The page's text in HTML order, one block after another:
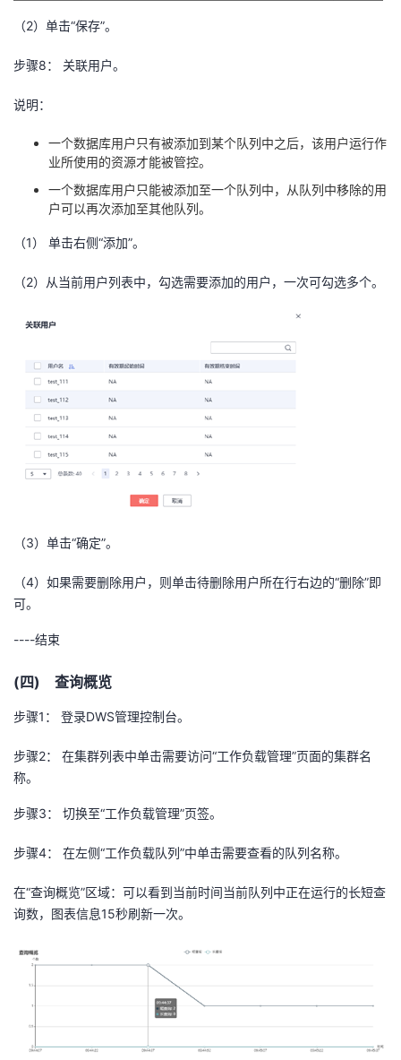
（2）单击“保存”。
步骤8： 关联用户。
说明：
一个数据库用户只有被添加到某个队列中之后，该用户运行作
业所使用的资源才能被管控。
一个数据库用户只能被添加至一个队列中，从队列中移除的用
户可以再次添加至其他队列。
（1） 单击右侧“添加”。
（2）从当前用户列表中，勾选需要添加的用户，一次可勾选多个。
（3）单击“确定”。
（4）如果需要删除用户，则单击待删除用户所在行右边的“删除”即
可。
----结束
(四) 查询概览
步骤1 ： 登录DWS管理控制台。
步骤2： 在集群列表中单击需要访问“工作负载管理”页面的集群名
称。
步骤3： 切换至“工作负载管理”页签。
步骤4： 在左侧“工作负载队列”中单击需要查看的队列名称。
在“查询概览”区域：可以看到当前时间当前队列中正在运行的长短查
询数，图表信息15秒刷新一次。